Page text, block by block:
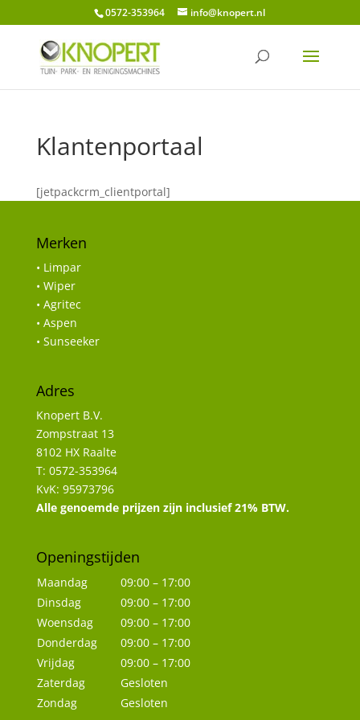
0572-353964 info@knopert.nl
Klantenportaal
[jetpackcrm_clientportal]
Merken
• Limpar
• Wiper
• Agritec
• Aspen
• Sunseeker
Adres
Knopert B.V.
Zompstraat 13
8102 HX Raalte
T: 0572-353964
KvK: 95973796
Alle genoemde prijzen zijn inclusief 21% BTW.
Openingstijden
Maandag
09:00 – 17:00
Dinsdag
09:00 – 17:00
Woensdag
09:00 – 17:00
Donderdag
09:00 – 17:00
Vrijdag
09:00 – 17:00
Zaterdag
Gesloten
Zondag
Gesloten